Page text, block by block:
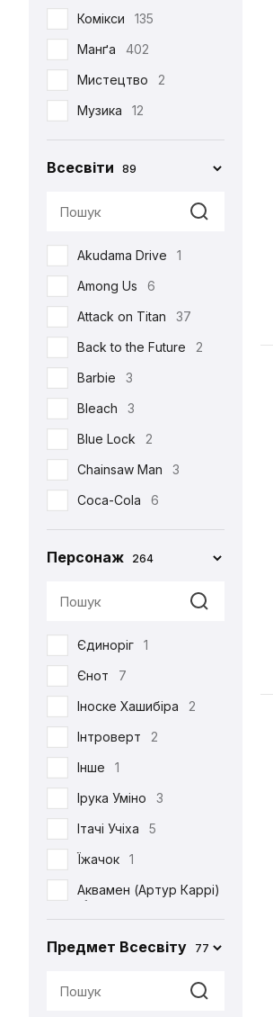
Комікси
135
Манґа
402
Мистецтво
2
Музика
12
Мультфільми
220
Новорічна
Романтична
22
Серіали
105
Спорт
4
Фільми
213
Шоу
3
•••
159
Всесвіти 89
Akudama Drive
1
Among Us
6
Attack on Titan
37
Back to the Future
2
Barbie
3
Bleach
3
Blue Lock
2
Chainsaw Man
3
Coca-Cola
6
Corpse Bride
1
Cuphead
2
4
Death Note
Demon Slayer
Dexter's Laboratory
Diablo
6
Disney
Elder Scrolls
4
Evangelion
2
Family Guy
Ferrero
2
Friends
Game of Thrones
2
Персонаж 264
Єдиноріг
1
Єнот
7
Іноске Хашибіра
2
Інтроверт
2
Інше
1
Ірука Уміно
3
Ітачі Учіха
5
Їжачок
1
Аквамен (Артур Каррі)
1
Аня Форджер (Об'єкт
Предмет Всесвіту 77